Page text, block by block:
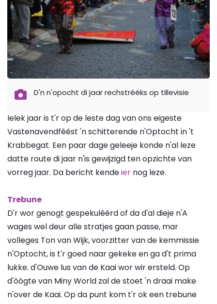
D'n n'opocht di jaar rechstrééks op tillevisie
Ielek jaar is t'r op de leste dag van ons eigeste
Vastenavendféést 'n schitterende n'Optocht in 't
Krabbegat. Een paar dage geleeje konde n'al leze
datte route di jaar n'is gewijzigd ten opzichte van
vorreg jaar. Da bericht kendeier nog leze.
Trebune
D'r wor genogt gespekuléérd of da d'al dieje n'A
wages wel deur alle stratjes gaan passe, mar
volleges Ton van Wijk, voorzitter van de kemmissie
n'Optocht, is t'r goed naar gekeke en ga d't prima
lukke. d'Ouwe lus van de Kaai wor wir ersteld. Op
d'òògte van Miny World zal de stoet 'n draai make
n'over de Kaai. Op da punt kom t'r ok een trebune